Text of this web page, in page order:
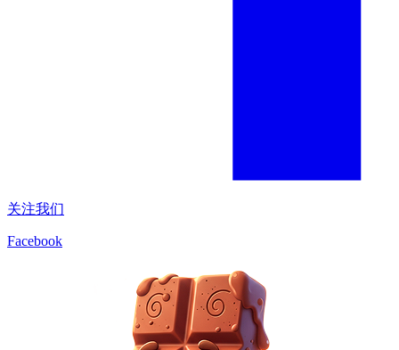
关注我们
Facebook